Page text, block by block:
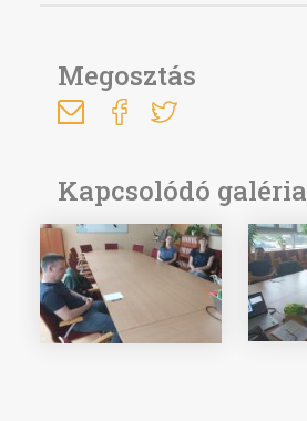
Megosztás
Kapcsolódó galéria